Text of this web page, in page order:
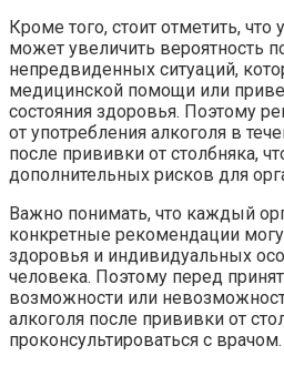
Кроме того, стоит отметить, что
может увеличить вероятность
непредвиденных ситуаций,
медицинской помощи или
состояния здоровья. Поэтому
от употребления алкоголя в
после прививки от столбняка,
дополнительных рисков для
Важно понимать, что каждый
конкретные рекомендации
здоровья и индивидуальных
человека. Поэтому перед
возможности или
алкоголя после прививки от
проконсультироваться с врачом.